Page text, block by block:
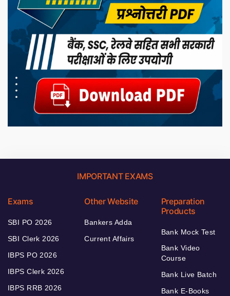
IMPORTANT EXAMS
Exams
SBI PO 2026
SBI Clerk 2026
IBPS PO 2026
IBPS Clerk 2026
IBPS RRB 2026
Other Website
Bankers Adda
Current Affairs
Preparation
Products
Bank Mock Test
Bank Video
Course
Bank Live Batch
Bank E-Books